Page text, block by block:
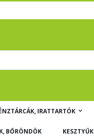
IRATTARTÓK
BŐRÖNDÖK KESZTYŰK